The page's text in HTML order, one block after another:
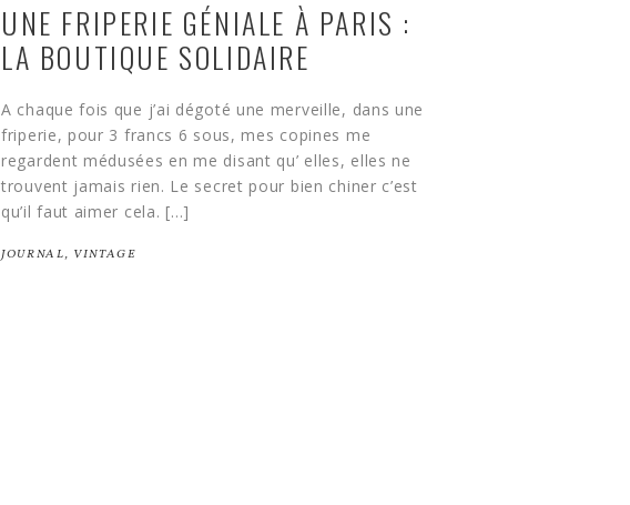
UNE FRIPERIE GÉNIALE À PARIS :
LA BOUTIQUE SOLIDAIRE
A chaque fois que j’ai dégoté une merveille, dans une
friperie, pour 3 francs 6 sous, mes copines me
regardent médusées en me disant qu’ elles, elles ne
trouvent jamais rien. Le secret pour bien chiner c’est
qu’il faut aimer cela. […]
JOURNAL, VINTAGE